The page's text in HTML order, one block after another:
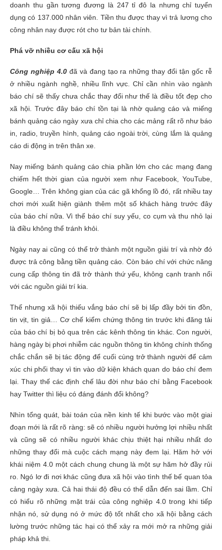
doanh thu gần tương đương là 247 tỉ đô la nhưng chỉ tuyển
dụng có 137.000 nhân viên. Tiền thu được thay vì trả lương cho
công nhân nay được rót cho tư bản tài chính.
Phá vỡ nhiều cơ cấu xã hội
Công nghiệp 4.0 đã và đang tạo ra những thay đổi tận gốc rễ
ở nhiều ngành nghề, nhiều lĩnh vực. Chỉ cần nhìn vào ngành
báo chí sẽ thấy chưa chắc thay đổi như thế là điều tốt đẹp cho
xã hội. Trước đây báo chí tồn tại là nhờ quảng cáo và miếng
bánh quảng cáo ngày xưa chỉ chia cho các mảng rất rõ như báo
in, radio, truyền hình, quảng cáo ngoài trời, cùng lắm là quảng
cáo di động in trên thân xe.
Nay miếng bánh quảng cáo chia phần lớn cho các mạng đang
chiếm hết thời gian của người xem như Facebook, YouTube,
Google… Trên không gian của các gã khổng lồ đó, rất nhiều tay
chơi mới xuất hiện giành thêm một số khách hàng trước đây
của báo chí nữa. Vì thế báo chí suy yếu, co cụm và thu nhỏ lại
là điều không thể tránh khỏi.
Ngày nay ai cũng có thể trở thành một nguồn giải trí và nhờ đó
được trả công bằng tiền quảng cáo. Còn báo chí với chức năng
cung cấp thông tin đã trở thành thứ yếu, không cạnh tranh nổi
với các nguồn giải trí kia.
Thế nhưng xã hội thiếu vắng báo chí sẽ bị lấp đầy bởi tin đồn,
tin vịt, tin giả… Cơ chế kiểm chứng thông tin trước khi đăng tải
của báo chí bị bỏ qua trên các kênh thông tin khác. Con người,
hàng ngày bị phơi nhiễm các nguồn thông tin không chính thống
chắc chắn sẽ bị tác động để cuối cùng trở thành người để cảm
xúc chi phối thay vì tin vào dữ kiện khách quan do báo chí đem
lại. Thay thế các định chế lâu đời như báo chí bằng Facebook
hay Twitter thì liệu có đáng đánh đổi không?
Nhìn tổng quát, bài toán của nền kinh tế khi bước vào một giai
đoạn mới là rất rõ ràng: sẽ có nhiều người hưởng lợi nhiều nhất
và cũng sẽ có nhiều người khác chịu thiệt hại nhiều nhất do
những thay đổi mà cuộc cách mạng này đem lại. Hăm hở với
khái niệm 4.0 một cách chung chung là một sự hăm hở đầy rủi
ro. Ngó lơ đi nơi khác cũng đưa xã hội vào tình thế bế quan tỏa
cảng ngày xưa. Cả hai thái độ đều có thể dẫn đến sai lầm. Chỉ
có hiểu rõ những mặt trái của công nghiệp 4.0 trong khi tiếp
nhận nó, sử dụng nó ở mức độ tốt nhất cho xã hội bằng cách
lường trước những tác hại có thể xảy ra mới mở ra những giải
pháp khả thi.